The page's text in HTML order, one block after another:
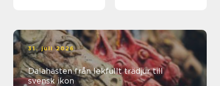
31. juli 2026
Dalahästen från lekfullt trädjur till
svensk ikon